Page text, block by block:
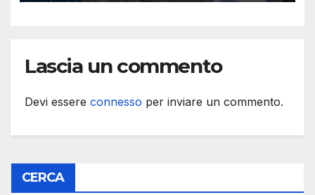
Lascia un commento
Devi essere connesso per inviare un commento.
CERCA